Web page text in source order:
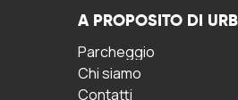
A PROPOSITO DI
Parcheggio
Chi siamo
Contatti